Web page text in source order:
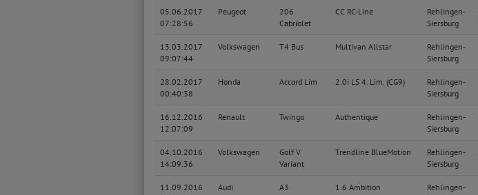
05.06.2017
07:28:56
Peugeot
206
Cabriolet
CC RC-Line
Rehlingen-
Siersburg
13.03.2017
09:07:44
Volkswagen T4 Bus Multivan Allstar
Rehlingen-
Siersburg
28.02.2017
00:40:38
Honda Accord Lim 2.0i LS 4. Lim. (CG9)
Rehlingen-
Siersburg
16.12.2016
12:07:09
Renault Twingo Authentique
Rehlingen-
Siersburg
04.10.2016
14:09:36
Volkswagen
Golf V
Variant
Trendline BlueMotion
Rehlingen-
Siersburg
11.09.2016
Audi A3 1.6 Ambition
Rehlingen-